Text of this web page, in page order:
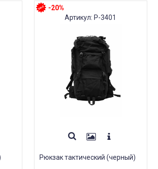
-20%
Артикул: Р-3401
Рюкзак тактический (черный)